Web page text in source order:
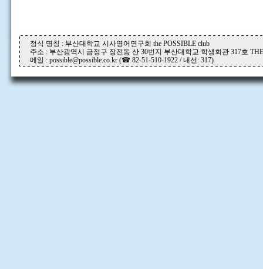
정식 명칭 : 부산대학교 시사영어연구회 the POSSIBLE club
주소 : 부산광역시 금정구 장전동 산 30번지 부산대학교 학생회관 317호
메일 : possible@possible.co.kr (☎ 82-51-510-1922 / 내선: 317)